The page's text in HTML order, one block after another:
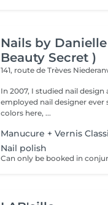
Nails by
Beauty Secret )
141, route de Trèves
In 2007, I studied nail design
employed nail designer ever since. You'll find a wide
colors here, ...
Manucure + Vernis
Nail polish